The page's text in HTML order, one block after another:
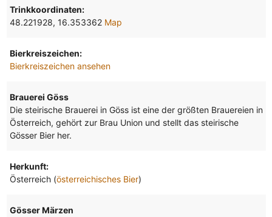
Trinkkoordinaten:
48.221928, 16.353362 Map
Bierkreiszeichen:
Bierkreiszeichen ansehen
Brauerei Göss
Die steirische Brauerei in Göss ist eine der größten Brauereien in
Österreich, gehört zur Brau Union und stellt das steirische
Gösser Bier her.
Herkunft:
Österreich (österreichisches Bier)
Gösser Märzen